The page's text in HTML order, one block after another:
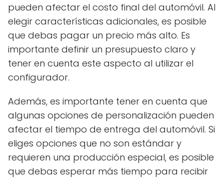
pueden afectar el costo final del automóvil. Al
elegir características adicionales, es posible
que debas pagar un precio más alto. Es
importante definir un presupuesto claro y
tener en cuenta este aspecto al utilizar el
configurador.
Además, es importante tener en cuenta que
algunas opciones de personalización pueden
afectar el tiempo de entrega del automóvil. Si
eliges opciones que no son estándar y
requieren una producción especial, es posible
que debas esperar más tiempo para recibir